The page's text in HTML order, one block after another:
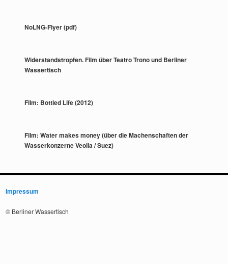
NoLNG-Flyer (pdf)
Widerstandstropfen. Film über Teatro Trono und Berliner
Wassertisch
Film: Bottled Life (2012)
Film: Water makes money (über die Machenschaften der
Wasserkonzerne Veolia / Suez)
Impressum
© Berliner Wassertisch